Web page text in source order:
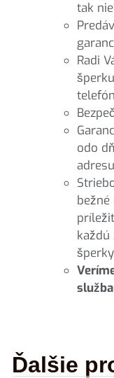
tak
Radi
odo
každú
Ďalšie